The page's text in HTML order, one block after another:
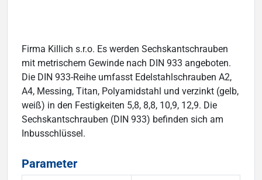
Firma Killich s.r.o. Es werden Sechskantschrauben
mit metrischem Gewinde nach DIN 933 angeboten.
Die DIN 933-Reihe umfasst Edelstahlschrauben A2,
A4, Messing, Titan, Polyamidstahl und verzinkt (gelb,
weiß) in den Festigkeiten 5,8, 8,8, 10,9, 12,9. Die
Sechskantschrauben (DIN 933) befinden sich am
Inbusschlüssel.
Parameter